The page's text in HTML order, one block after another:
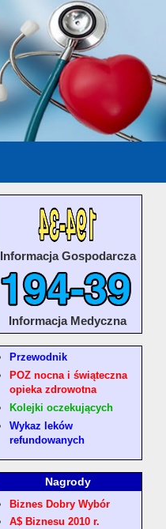
Informacja Gospodarcza
Informacja Medyczna
Przewodnik
POZ nocna i świąteczna
opieka zdrowotna
Kolejki oczekujących
Wykaz leków
refundowanych
Nagrody
Biznes Dobry Wybór
A$ Biznesu 2010 r.